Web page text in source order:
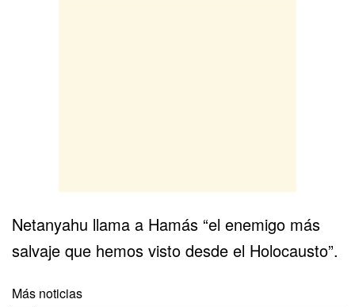
Netanyahu llama a Hamás “el enemigo más
salvaje que hemos visto desde el Holocausto”.
Más noticias